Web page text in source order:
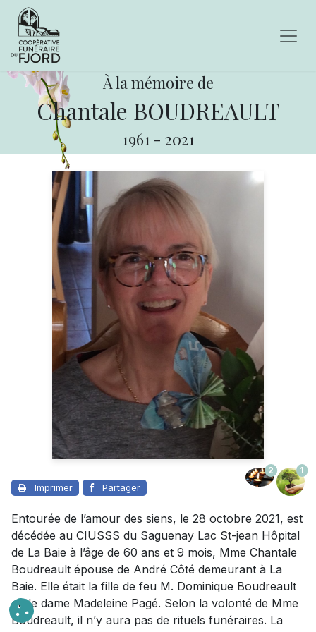
À la mémoire de
Chantale BOUDREAULT
1961 - 2021
Imprimer Partager
2 1
Entourée de l’amour des siens, le 28 octobre 2021, est
décédée au CIUSSS du Saguenay Lac St-jean Hôpital
de La Baie à l’âge de 60 ans et 9 mois, Mme Chantale
Boudreault épouse de André Côté demeurant à La
Baie. Elle était la fille de feu M. Dominique Boudreault
et de dame Madeleine Pagé. Selon la volonté de Mme
Boudreault, il n’y aura pas de rituels funéraires. La